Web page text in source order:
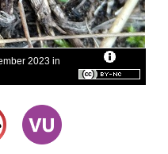
2023 in